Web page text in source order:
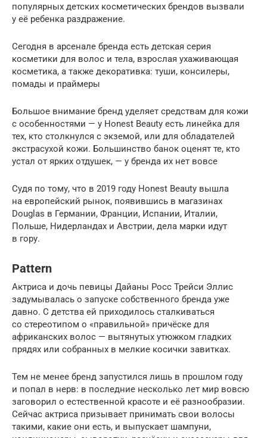
популярных детских косметических брендов вызвали
у её ребенка раздражение.
Сегодня в арсенале бренда есть детская серия
косметики для волос и тела, взрослая ухаживающая
косметика, а также декоративка: туши, консилеры,
помады и праймеры
Большое внимание бренд уделяет средствам для кожи
с особенностями — у Honest Beauty есть линейка для
тех, кто столкнулся с экземой, или для обладателей
экстрасухой кожи. Большинство банок оценят те, кто
устал от ярких отдушек, — у бренда их нет вовсе
Судя по тому, что в 2019 году Honest Beauty вышла
на европейский рынок, появившись в магазинах
Douglas в Германии, Франции, Испании, Италии,
Польше, Нидерландах и Австрии, дела марки идут
в гору.
Pattern
Актриса и дочь певицы Дайаны Росс Трейси Эллис
задумывалась о запуске собственного бренда уже
давно. С детства ей приходилось сталкиваться
со стереотипом о «правильной» причёске для
африканских волос — вытянутых утюжком гладких
прядях или собранных в мелкие косички завитках.
Тем не менее бренд запустился лишь в прошлом году
и попал в нерв: в последние несколько лет мир вовсю
заговорил о естественной красоте и её разнообразии.
Сейчас актриса призывает принимать свои волосы
такими, какие они есть, и выпускает шампуни,